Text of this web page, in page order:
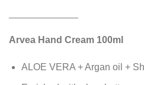
Arvea Hand Cream 100ml
ALOE VERA + Argan oil +